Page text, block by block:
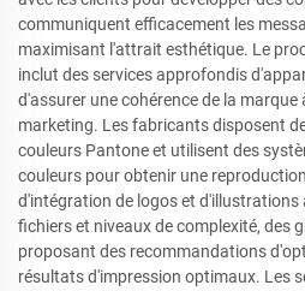
communiquent efficacement les
maximisant l'attrait esthétique. Le
inclut des services approfondis
d'assurer une cohérence de la
marketing. Les fabricants disposent
couleurs Pantone et utilisent des
couleurs pour obtenir une
d'intégration de logos et
fichiers et niveaux de complexité, des
proposant des recommandations
résultats d'impression optimaux. Les